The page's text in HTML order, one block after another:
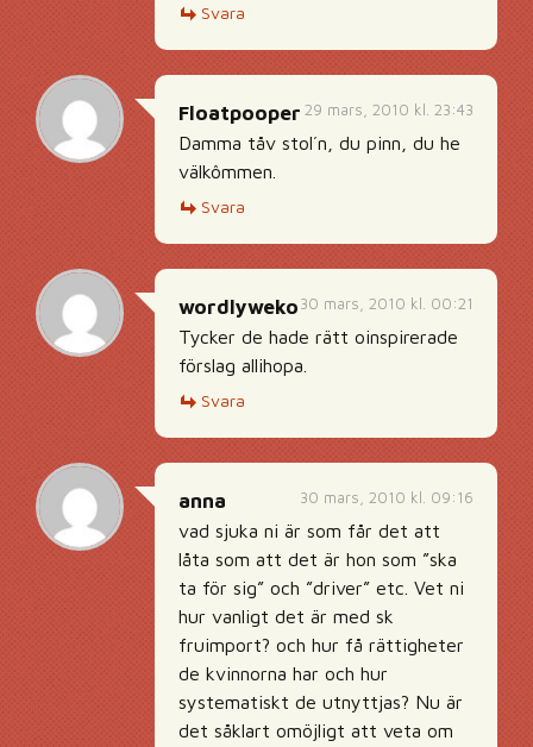
Svara
29 mars, 2010 kl. 23:43
Floatpooper
Damma tåv stol´n, du pinn, du he
välkômmen.
Svara
30 mars, 2010 kl. 00:21
wordlyweko
Tycker de hade rätt oinspirerade
förslag allihopa.
Svara
30 mars, 2010 kl. 09:16
anna
vad sjuka ni är som får det att
låta som att det är hon som ”ska
ta för sig” och ”driver” etc. Vet ni
hur vanligt det är med sk
fruimport? och hur få rättigheter
de kvinnorna har och hur
systematiskt de utnyttjas? Nu är
det såklart omöjligt att veta om